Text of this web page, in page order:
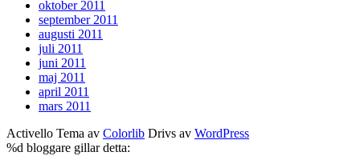
oktober 2011
september 2011
augusti 2011
juli 2011
juni 2011
maj 2011
april 2011
mars 2011
Activello Tema av Colorlib Drivs av WordPress
%d bloggare gillar detta: